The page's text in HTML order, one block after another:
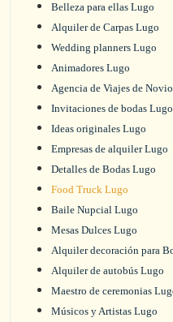
Belleza para ellas Lugo
Alquiler de Carpas Lugo
Wedding planners Lugo
Animadores Lugo
Agencia de Viajes de
Invitaciones de bodas Lugo
Ideas originales Lugo
Empresas de alquiler Lugo
Detalles de Bodas Lugo
Food Truck Lugo
Baile Nupcial Lugo
Mesas Dulces Lugo
Alquiler decoración para
Alquiler de autobús Lugo
Maestro de ceremonias
Músicos y Artistas Lugo